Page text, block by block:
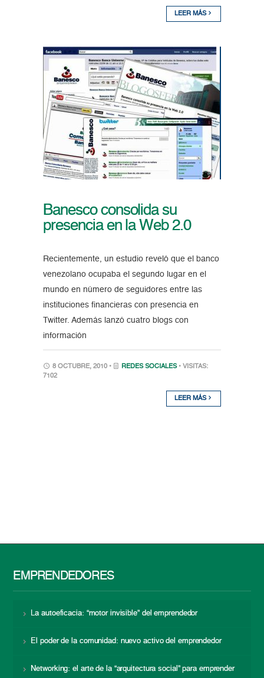
LEER MÁS
Banesco consolida su
presencia en la Web 2.0
Recientemente, un estudio reveló que el banco
venezolano ocupaba el segundo lugar en el
mundo en número de seguidores entre las
instituciones financieras con presencia en
Twitter. Además lanzó cuatro blogs con
información
8 OCTUBRE, 2010 • REDES SOCIALES • VISITAS:
7102
LEER MÁS
EMPRENDEDORES
La autoeficacia: “motor invisible” del emprendedor
El poder de la comunidad: nuevo activo del emprendedor
Networking: el arte de la “arquitectura social” para emprender